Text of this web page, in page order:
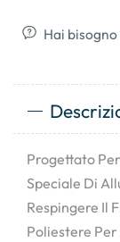
Hai
Progettato
Speciale Di
Respingere Il
Poliestere